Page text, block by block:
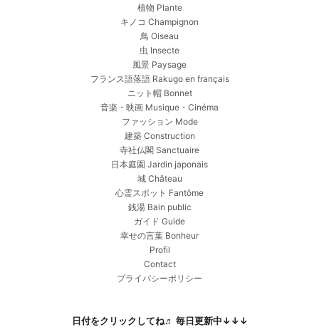
植物 Plante
キノコ Champignon
鳥 Oiseau
虫 Insecte
風景 Paysage
フランス語落語 Rakugo en français
ニット帽 Bonnet
音楽・映画 Musique・Cinéma
ファッション Mode
建築 Construction
寺社仏閣 Sanctuaire
日本庭園 Jardin japonais
城 Château
心霊スポット Fantôme
銭湯 Bain public
ガイド Guide
幸せの言葉 Bonheur
Profil
Contact
プライバシーポリシー
日付をクリックしてね♬ 毎日更新中↓↓↓